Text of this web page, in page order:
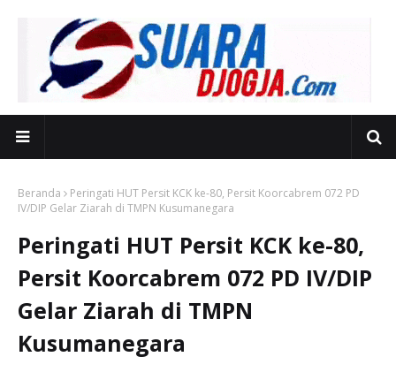
Beranda
Peringati HUT Persit KCK ke-80, Persit Koorcabrem 072 PD
IV/DIP Gelar Ziarah di TMPN Kusumanegara
Peringati HUT Persit KCK ke-80,
Persit Koorcabrem 072 PD IV/DIP
Gelar Ziarah di TMPN
Kusumanegara